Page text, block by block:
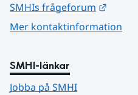
SMHIs frågeforum
Mer kontaktinformation
SMHI-länkar
Jobba på SMHI